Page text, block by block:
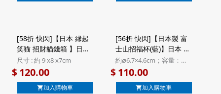
[58折 快閃]【日本 縁起
笑猫 招財貓錢箱 】日本
招福招財 工藝製造 縁起
文字丸猫 笑字 招財貓錢
箱
尺寸 : 約 9 x8 x7cm
$120.00
加入購物車
[56折 快閃]【日本製 富
士山招福杯(藍)】日本 東
洋佐佐木 富士山招福杯
藍色 日本製 清酒燒酎用
玻璃杯 禮盒裝 (425)
約∅6.7×4.6cm；容量：
35ml
$110.00
加入購物車